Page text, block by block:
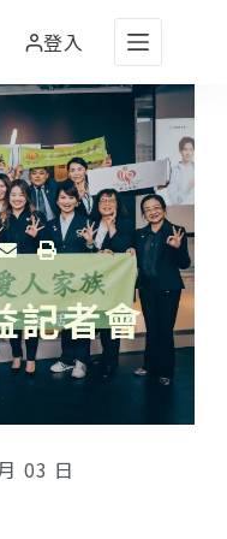
登入
記者會
03 日